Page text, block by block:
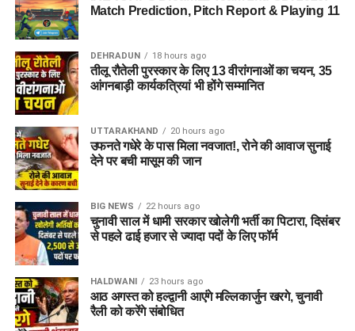
Match Prediction, Pitch Report & Playing 11
DEHRADUN 18 hours ago
तीलू रौतेली पुरस्कार के लिए 13 वीरांगनाओं का चयन, 35
आंगनबाड़ी कार्यकत्रियां भी होंगे सम्मानित
UTTARAKHAND 20 hours ago
उफनते गधेरे के पास मिला नवजात!, रोने की आवाज सुनाई
देने पर बची मासूम की जान
BIG NEWS 22 hours ago
चुनावी साल में धामी सरकार खोलेगी भर्ती का पिटारा, दिसंबर
से पहले ढाई हजार से ज्यादा पदों के लिए फॉर्म
HALDWANI 23 hours ago
आठ अगस्त को हल्द्वानी आएंगे मल्लिकार्जुन खरगे, चुनावी
रैली को करेंगे संबोधित